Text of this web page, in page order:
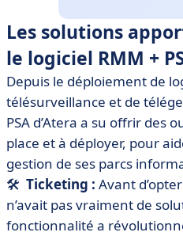
Les solutions
le logiciel RMM +
Depuis le déploiement de
télésurveillance et de
PSA d’Atera a su offrir des
place et à déployer, pour
gestion de ses parcs
🛠 Ticketing : Avant
n’avait pas vraiment de
fonctionnalité a